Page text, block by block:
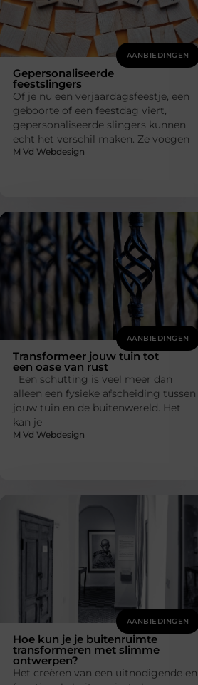
AANBIEDINGEN
Gepersonaliseerde
feestslingers
Of je nu een verjaardagsfeestje, een
geboorte of een feestdag viert,
gepersonaliseerde slingers kunnen
echt het verschil maken. Ze voegen
M Vd Webdesign
AANBIEDINGEN
Transformeer jouw tuin tot
een oase van rust
Een schutting is veel meer dan
alleen een fysieke afscheiding tussen
jouw tuin en de buitenwereld. Het
kan je
M Vd Webdesign
AANBIEDINGEN
Hoe kun je je buitenruimte
transformeren met slimme
ontwerpen?
Het creëren van een uitnodigende en